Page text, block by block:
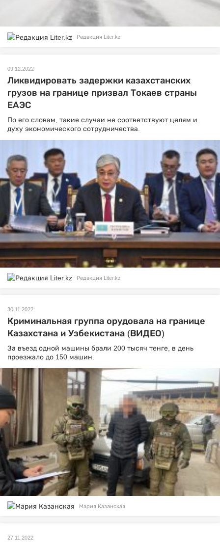
Редакция Liter.kz
09.12.2022
Ликвидировать задержки казахстанских
грузов на границе призвал Токаев страны
ЕАЭС
По его словам, такие случаи не соответствуют целям и
духу экономического сотрудничества.
Редакция Liter.kz
30.11.2022
Криминальная группа орудовала на границе
Казахстана и Узбекистана (ВИДЕО)
За въезд одной машины брали 200 тысяч тенге, в день
проезжало до 150 машин.
Мария Казанская
27.11.2022